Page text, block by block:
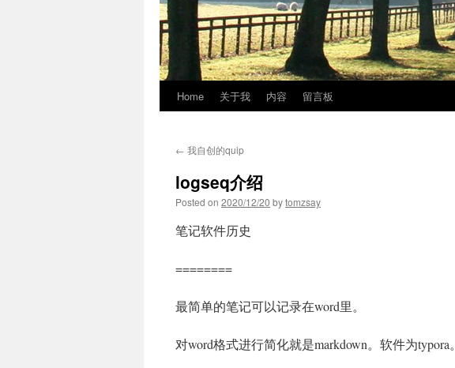
Skip
content
Home 关于我 内容 留言板
← 我自创的quip
logseq介绍
Posted on 2020/12/20 bytomzsay
笔记软件历史
========
最简单的笔记可以记录在word里。
对word格式进行简化就是markdown。软件为typora。